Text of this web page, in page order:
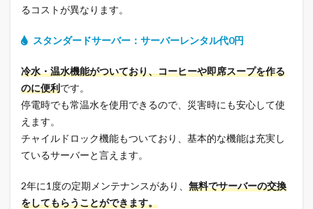
るコストが異なります。
スタンダードサーバー：サーバーレンタル代0円
冷水・温水機能がついており、コーヒーや即席スープを作る
のに便利です。
停電時でも常温水を使用できるので、災害時にも安心して使
えます。
チャイルドロック機能もついており、基本的な機能は充実し
ているサーバーと言えます。
2年に1度の定期メンテナンスがあり、 無料でサーバーの交換
をしてもらうことができます。